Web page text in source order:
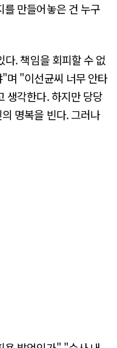
를 만들어놓은 건 누구
다. 책임을 회피할 수 없
며 "이선균씨 너무 안타
생각한다. 하지만 당당
명복을 빈다. 그러나